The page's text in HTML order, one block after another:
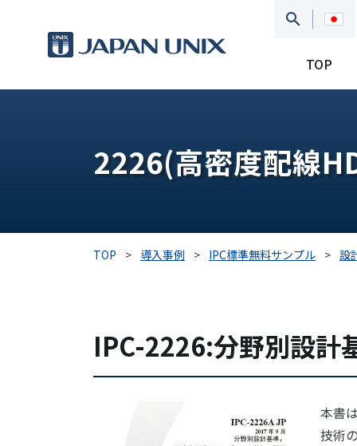
TOP
2226(高密度配線
TOP > 導入事例 > IPC標準無料サンプル > 設
IPC-2226:分野別設計
本書
技術